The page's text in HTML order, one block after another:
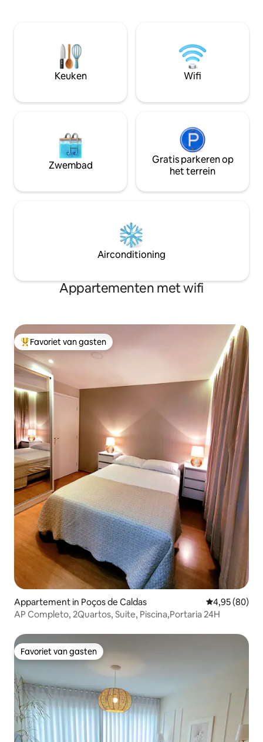
fondue, *Airfryer,
woonkamer en
gourmetruimte
Keuken Wifi
Zwembad
Gratis parkeren op
het terrein
Airconditioning
Appartementen met wifi
Topfavoriet van gasten
Favoriet van gasten
Appartement in Poços de Caldas Gemiddelde
4,95 (80)
AP Completo, 2Quartos, Suite, Piscina,Portaria 24H
Favoriet van gasten
Favoriet van gasten